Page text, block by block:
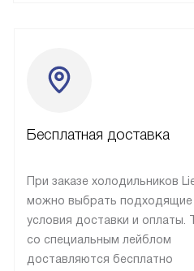
Бесплатная доставка
При заказе холодильников
можно выбрать подходящие
условия доставки и оплаты.
со специальным лейблом
доставляются бесплатно